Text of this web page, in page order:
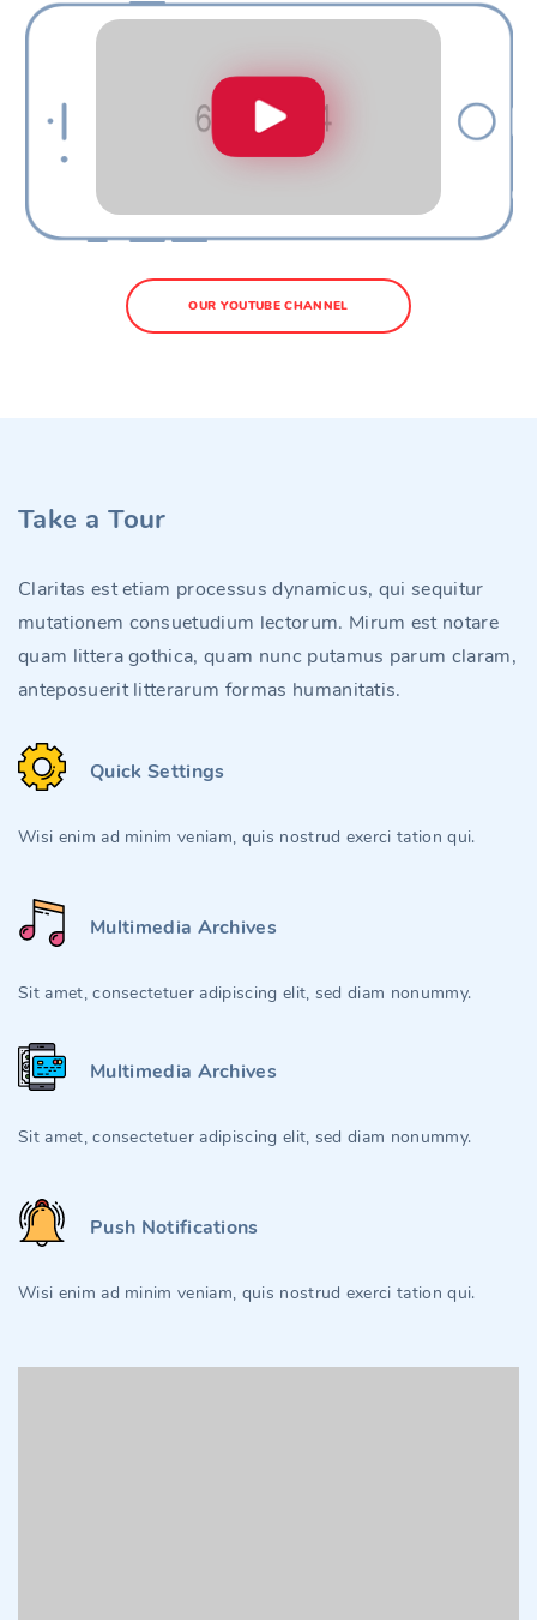
OUR YOUTUBE CHANNEL
Take a Tour
Claritas est etiam processus dynamicus, qui sequitur
mutationem consuetudium lectorum. Mirum est notare
quam littera gothica, quam nunc putamus parum claram,
anteposuerit litterarum formas humanitatis.
Quick Settings
Wisi enim ad minim veniam, quis nostrud exerci tation qui.
Multimedia Archives
Sit amet, consectetuer adipiscing elit, sed diam nonummy.
Multimedia Archives
Sit amet, consectetuer adipiscing elit, sed diam nonummy.
Push Notifications
Wisi enim ad minim veniam, quis nostrud exerci tation qui.